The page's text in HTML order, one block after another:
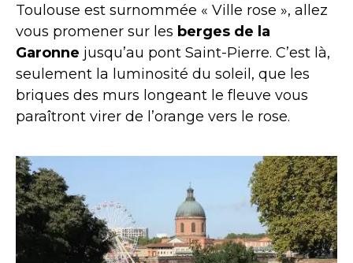
Toulouse est surnommée « Ville rose », allez
vous promener sur les berges de la
Garonne jusqu’au pont Saint-Pierre. C’est là,
seulement la luminosité du soleil, que les
briques des murs longeant le fleuve vous
paraîtront virer de l’orange vers le rose.